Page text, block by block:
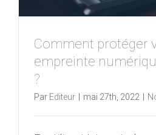
Comment protéger
empreinte
?
Par Editeur mai 27th, 2022